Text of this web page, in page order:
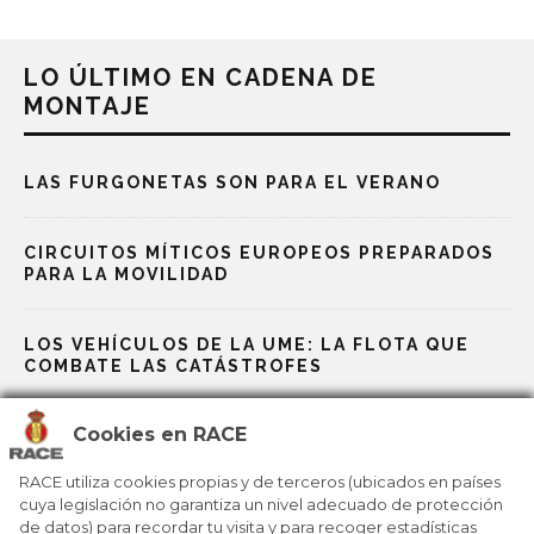
Cookies en RACE
RACE utiliza cookies propias y de terceros (ubicados en países
cuya legislación no garantiza un nivel adecuado de protección
de datos) para recordar tu visita y para recoger estadísticas
LO ÚLTIMO EN CADENA DE
MONTAJE
LAS FURGONETAS SON PARA EL VERANO
CIRCUITOS MÍTICOS EUROPEOS PREPARADOS
PARA LA MOVILIDAD
LOS VEHÍCULOS DE LA UME: LA FLOTA QUE
COMBATE LAS CATÁSTROFES
LA FÓRMULA E, LABORATORIO PARA LA
INNOVACIÓN ELÉCTRICA DEL FUTURO
LOS CONCEPT CAR REDEFINEN LA MOVILIDAD